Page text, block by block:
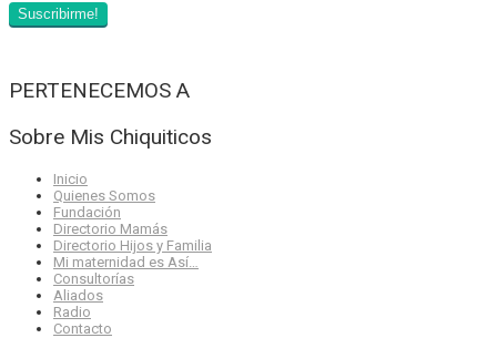
PERTENECEMOS A
Sobre Mis Chiquiticos
Inicio
Quienes Somos
Fundación
Directorio Mamás
Directorio Hijos y Familia
Mi maternidad es Así…
Consultorías
Aliados
Radio
Contacto